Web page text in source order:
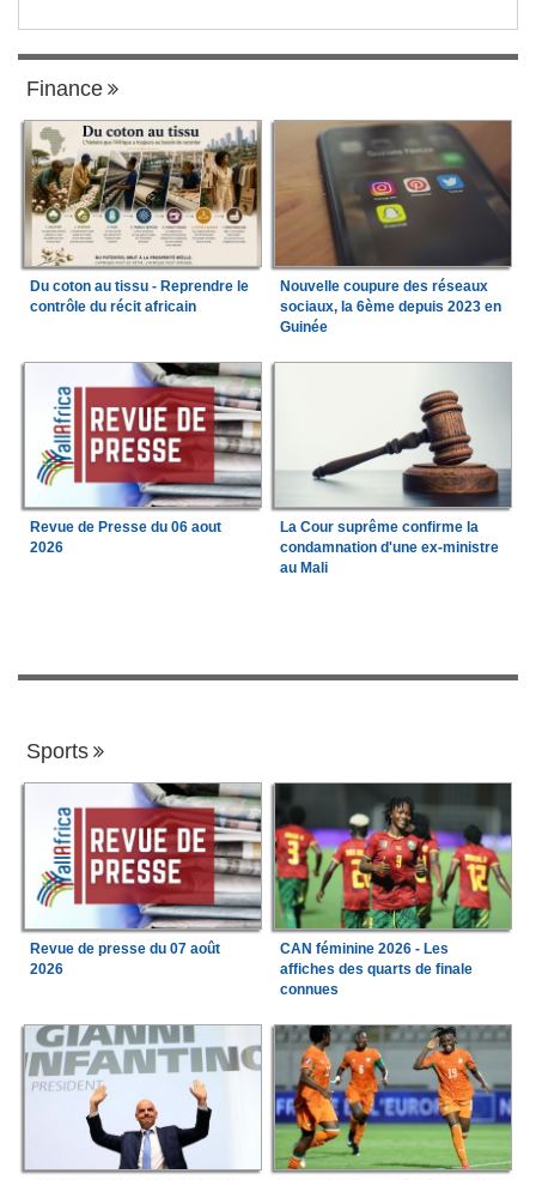
Finance
Du coton au tissu - Reprendre le
contrôle du récit africain
Nouvelle coupure des réseaux
sociaux, la 6ème depuis 2023 en
Guinée
Revue de Presse du 06 aout
2026
La Cour suprême confirme la
condamnation d'une ex-ministre
au Mali
Sports
Revue de presse du 07 août
2026
CAN féminine 2026 - Les
affiches des quarts de finale
connues